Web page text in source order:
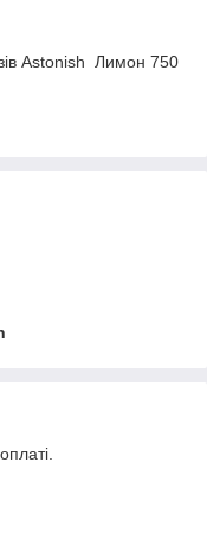
Astonish Лимон 750